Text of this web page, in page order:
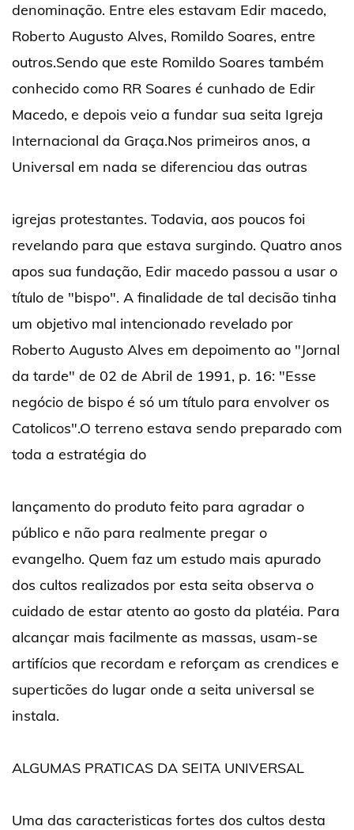
denominação. Entre eles estavam Edir macedo,
Roberto Augusto Alves, Romildo Soares, entre
outros.Sendo que este Romildo Soares também
conhecido como RR Soares é cunhado de Edir
Macedo, e depois veio a fundar sua seita Igreja
Internacional da Graça.Nos primeiros anos, a
Universal em nada se diferenciou das outras
igrejas protestantes. Todavia, aos poucos foi
revelando para que estava surgindo. Quatro anos
apos sua fundação, Edir macedo passou a usar o
título de "bispo". A finalidade de tal decisão tinha
um objetivo mal intencionado revelado por
Roberto Augusto Alves em depoimento ao "Jornal
da tarde" de 02 de Abril de 1991, p. 16: "Esse
negócio de bispo é só um título para envolver os
Catolicos".O terreno estava sendo preparado com
toda a estratégia do
lançamento do produto feito para agradar o
público e não para realmente pregar o
evangelho. Quem faz um estudo mais apurado
dos cultos realizados por esta seita observa o
cuidado de estar atento ao gosto da platéia. Para
alcançar mais facilmente as massas, usam-se
artifícios que recordam e reforçam as crendices e
superticões do lugar onde a seita universal se
instala.
ALGUMAS PRATICAS DA SEITA UNIVERSAL
Uma das caracteristicas fortes dos cultos desta